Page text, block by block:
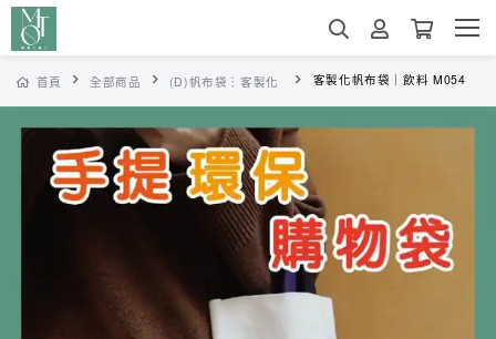
首頁 全部商品 (D)帆布袋︙客製化 客製化帆布袋｜飲料 M054